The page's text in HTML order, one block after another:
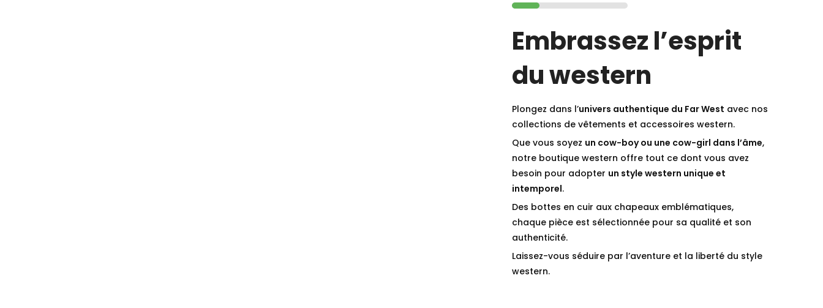
Embrassez l’esprit
du western
Plongez dans l’univers authentique du Far West avec nos
collections de vêtements et accessoires western.
Que vous soyez un cow-boy ou une cow-girl dans l’âme,
notre boutique western offre tout ce dont vous avez
besoin pour adopter un style western unique et
intemporel.
Des bottes en cuir aux chapeaux emblématiques,
chaque pièce est sélectionnée pour sa qualité et son
authenticité.
Laissez-vous séduire par l’aventure et la liberté du style
western.